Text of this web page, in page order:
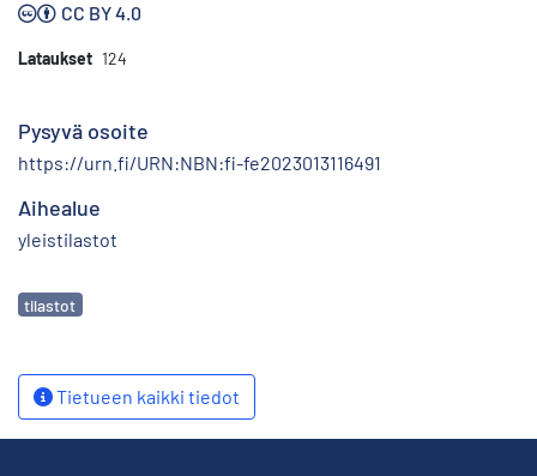
CC BY 4.0
Lataukset 124
Pysyvä osoite
https://urn.fi/URN:NBN:fi-fe2023013116491
Aihealue
yleistilastot
Avainsanat
tilastot
Tietueen kaikki tiedot